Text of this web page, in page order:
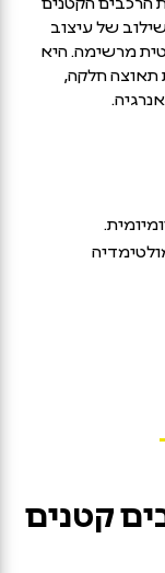
של עיצוב
מרשימה. היא
תאוצה חלקה,
קטנים